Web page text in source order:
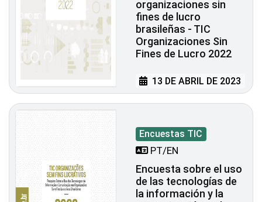
organizaciones sin
fines de lucro
brasileñas - TIC
Organizaciones Sin
Fines de Lucro 2022
13 DE ABRIL DE 2023
Encuestas TIC
PT/EN
Encuesta sobre el uso
de las tecnologías de
la información y la